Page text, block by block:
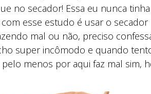
no secador! Essa eu nunca
esse estudo é usar o
mal ou não, preciso
super incômodo e quando
menos por aqui faz mal sim,